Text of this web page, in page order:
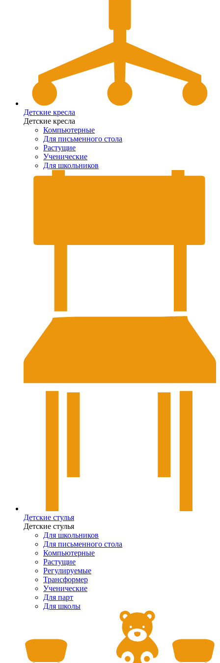
Детские кресла
Детские кресла
Компьютерные
Для письменного стола
Растущие
Ученические
Для школьников
Детские стулья
Детские стулья
Для школьников
Для письменного стола
Компьютерные
Растущие
Регулируемые
Трансформер
Ученические
Для парт
Для школы